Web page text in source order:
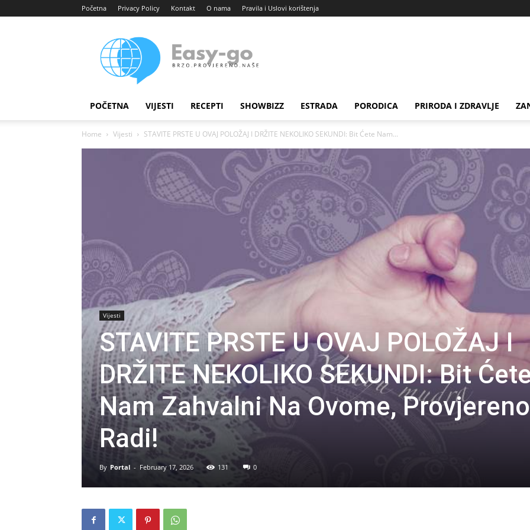
Početna Privacy Policy Kontakt O nama Pravila i Uslovi korištenja
portal
POČETNA VIJESTI RECEPTI SHOWBIZZ ESTRADA PORODICA PRIRODA I ZDRAVLJE
Home Vijesti STAVITE PRSTE U OVAJ POLOŽAJ I DRŽITE NEKOLIKO SEKUNDI: Bit Ćete Nam...
Vijesti
STAVITE PRSTE U OVAJ POLOŽAJ I
DRŽITE NEKOLIKO SEKUNDI: Bit
Nam Zahvalni Na Ovome, Provjereno
Radi!
By Portal - February 17, 2026 131 0